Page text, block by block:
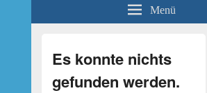
Menü
Es konnte nichts
gefunden werden.
Seitenleisten-
Widgetbereich